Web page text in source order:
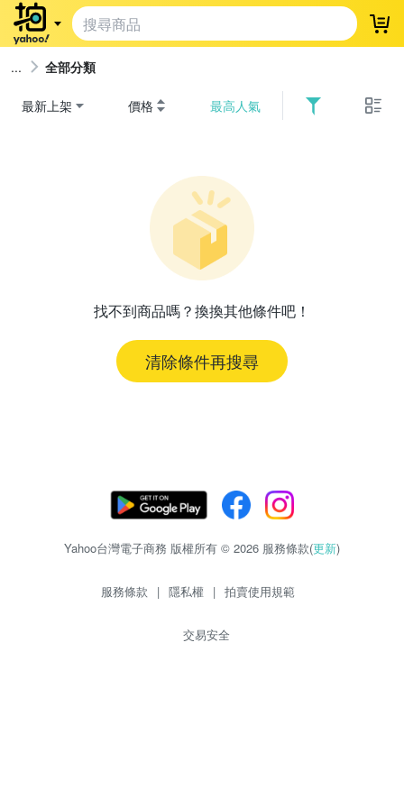
登
全部分類
最新上架 價格 最高人氣
找不到商品嗎？換換其他條件吧！
清除條件再搜尋
Yahoo台灣電子商務 版權所有 © 2026 服務條款(更新)
服務條款 | 隱私權 | 拍賣使用規範
交易安全